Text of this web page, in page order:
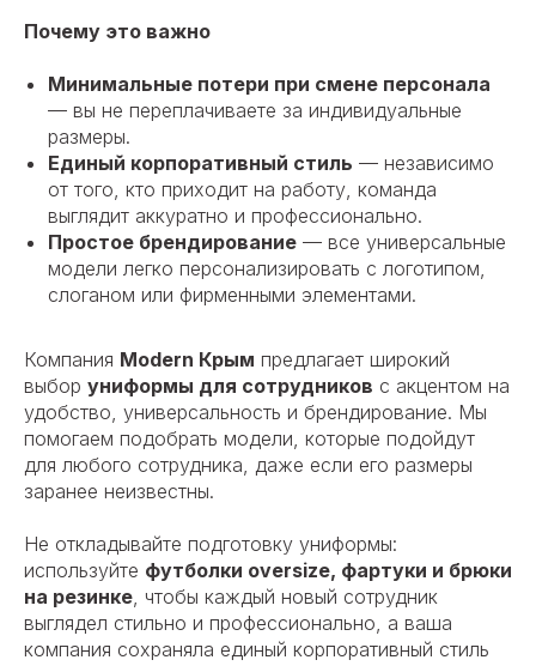
Почему это важно
Минимальные потери при смене персонала
— вы не переплачиваете за индивидуальные
размеры.
Единый корпоративный стиль — независимо
от того, кто приходит на работу, команда
выглядит аккуратно и профессионально.
Простое брендирование — все универсальные
модели легко персонализировать с логотипом,
слоганом или фирменными элементами.
Компания Modern Крым предлагает широкий
выбор униформы для сотрудников с акцентом на
удобство, универсальность и брендирование. Мы
помогаем подобрать модели, которые подойдут
для любого сотрудника, даже если его размеры
заранее неизвестны.
Не откладывайте подготовку униформы:
используйте футболки oversize, фартуки и брюки
на резинке, чтобы каждый новый сотрудник
выглядел стильно и профессионально, а ваша
компания сохраняла единый корпоративный стиль